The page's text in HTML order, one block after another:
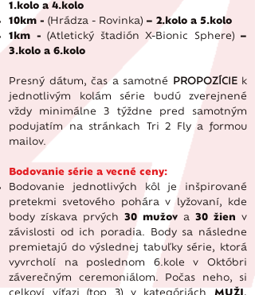
1.kolo a 4.kolo
10km - (Hrádza - Rovinka) – 2.kolo a 5.kolo
1km - (Atletický štadión X-Bionic Sphere)–
3.kolo a 6.kolo
Presný dátum, čas a samotné PROPOZÍCIEk
jednotlivým kolám série budú zverejnené
vždy minimálne 3 týždne pred samotným
podujatím na stránkach Tri 2 Fly a formou
mailov.
Bodovanie série a vecné ceny:
Bodovanie jednotlivých kôl je inšpirované
pretekmi svetového pohára v lyžovaní, kde
body získava prvých 30 mužov a 30 žien
v
závislosti od ich poradia. Body sa následne
premietajú do výslednej tabuľky série, ktorá
vyvrcholí na poslednom 6.kole v Októbri
záverečným ceremoniálom. Počas neho, si
celkoví víťazi (top 3) v kategóriách MUŽI ,